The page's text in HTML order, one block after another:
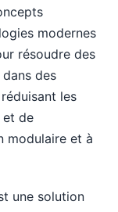
modernes
résoudre des
des
les
et de
modulaire et à
une solution